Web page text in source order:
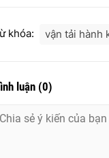
khóa: vận tải hành
luận (0)